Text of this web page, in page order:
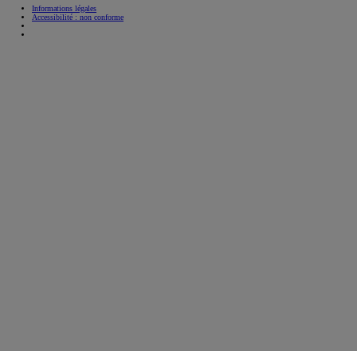
Informations légales
Accessibilité : non conforme